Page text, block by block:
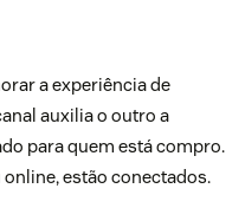
a experiência de
auxilia o outro a
para quem está compro.
estão conectados.